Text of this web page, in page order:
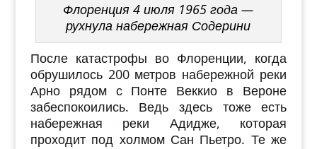
Флоренция 4 июля 1965 года —
рухнула набережная Содерини
После катастрофы во Флоренции, когда
обрушилось 200 метров набережной реки
Арно рядом с Понте Веккио в Вероне
забеспокоились. Ведь здесь тоже есть
набережная реки Адидже, которая
проходит под холмом Сан Пьетро. Те же